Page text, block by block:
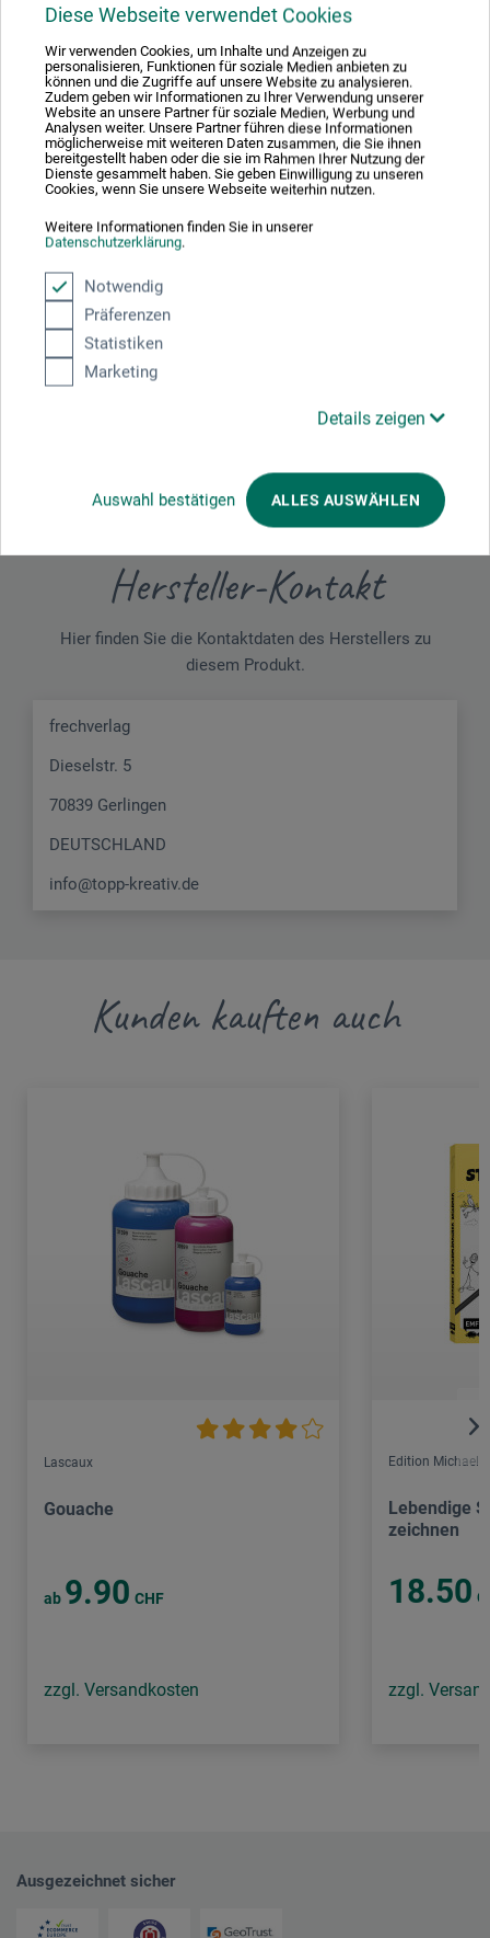
Diese Webseite verwendet Cookies
Wir verwenden Cookies, um Inhalte und Anzeigen zu
personalisieren, Funktionen für soziale Medien anbieten zu
können und die Zugriffe auf unsere Website zu analysieren.
Zudem geben wir Informationen zu Ihrer Verwendung unserer
Website an unsere Partner für soziale Medien, Werbung und
Analysen weiter. Unsere Partner führen diese Informationen
möglicherweise mit weiteren Daten zusammen, die Sie ihnen
bereitgestellt haben oder die sie im Rahmen Ihrer Nutzung der
Dienste gesammelt haben. Sie geben Einwilligung zu unseren
Cookies, wenn Sie unsere Webseite weiterhin nutzen.
Weitere Informationen finden Sie in unserer
Datenschutzerklärung.
Notwendig
Präferenzen
Statistiken
Marketing
Details zeigen
Auswahl bestätigen ALLES AUSWÄHLEN
Gesichtspunkten zusammengestellte Werk basiert auf den
erfolgreichen Publikationen von Walter Foster, von denen
bislang weit über 1,5 Millionen Exemplare begeisterte
Leser fanden.
112 S., durchg. illustr., 22,9 x 30,5 cm, Softcover, dt.,
frechverlag 2021
Produktbewertungen (0)
Schreiben Sie die erste Bewertung zu diesem Produkt
JETZT PRODUKT BEWERTEN
Hersteller-Kontakt
Hier finden Sie die Kontaktdaten des Herstellers zu
diesem Produkt.
frechverlag
Dieselstr. 5
70839 Gerlingen
DEUTSCHLAND
info@topp-kreativ.de
Kunden kauften auch
Lascaux
Gouache
ab 9.90 CHF
zzgl. Versandkosten
Edition Michael
Lebendige
zeichnen
18.50
zzgl.
Ausgezeichnet sicher